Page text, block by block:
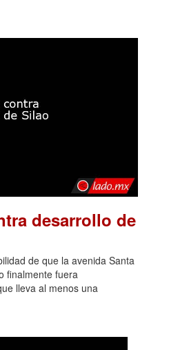
desarrollo de
de que la avenida Santa
finalmente fuera
lleva al menos una